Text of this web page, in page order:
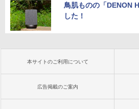
鳥肌ものの「DENON
した！
本サイトのご利用について
広告掲載のご案内